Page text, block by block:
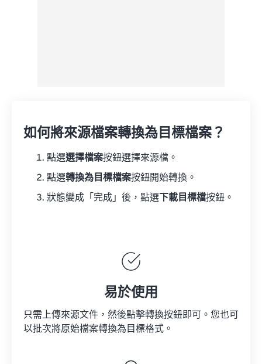
如何將來源檔案轉換為目標檔案？
點選選擇檔案按鈕選擇來源檔。
點選轉換為目標檔案按鈕開始轉換。
狀態變成「完成」後，點選 下載目標檔按鈕。
易於使用
只需上傳來源文件，然後點擊轉換按鈕即可。您也可
以批次將原始檔案轉換為目標格式。